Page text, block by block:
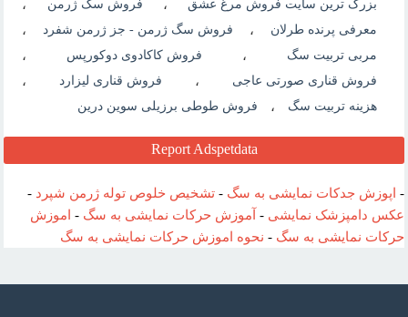
بزرگ ترین سایت فروش مرغ عشق ، فروش سگ ژرمن ،
معرفی پرنده طرلان ، فروش سگ ژرمن - جز ژرمن شفرد ،
مربی تربیت سگ ، فروش کاکادوی دوکورپس ،
فروش قناری صورتی عاجی ، فروش قناری لیزارد ،
هزینه تربیت سگ ، فروش طوطی برزیلی سوین درین
Report Adspetdata
- اپوزش جدکات نمایشی به سگ -تشخیص خلوص توله ژرمن شپرد -
عکس دامپزشک نمایشی - آموزش حرکات نمایشی به سگ - اموزش
حرکات نمایشی به سگ - نحوه اموزش حرکات نمایشی به سگ